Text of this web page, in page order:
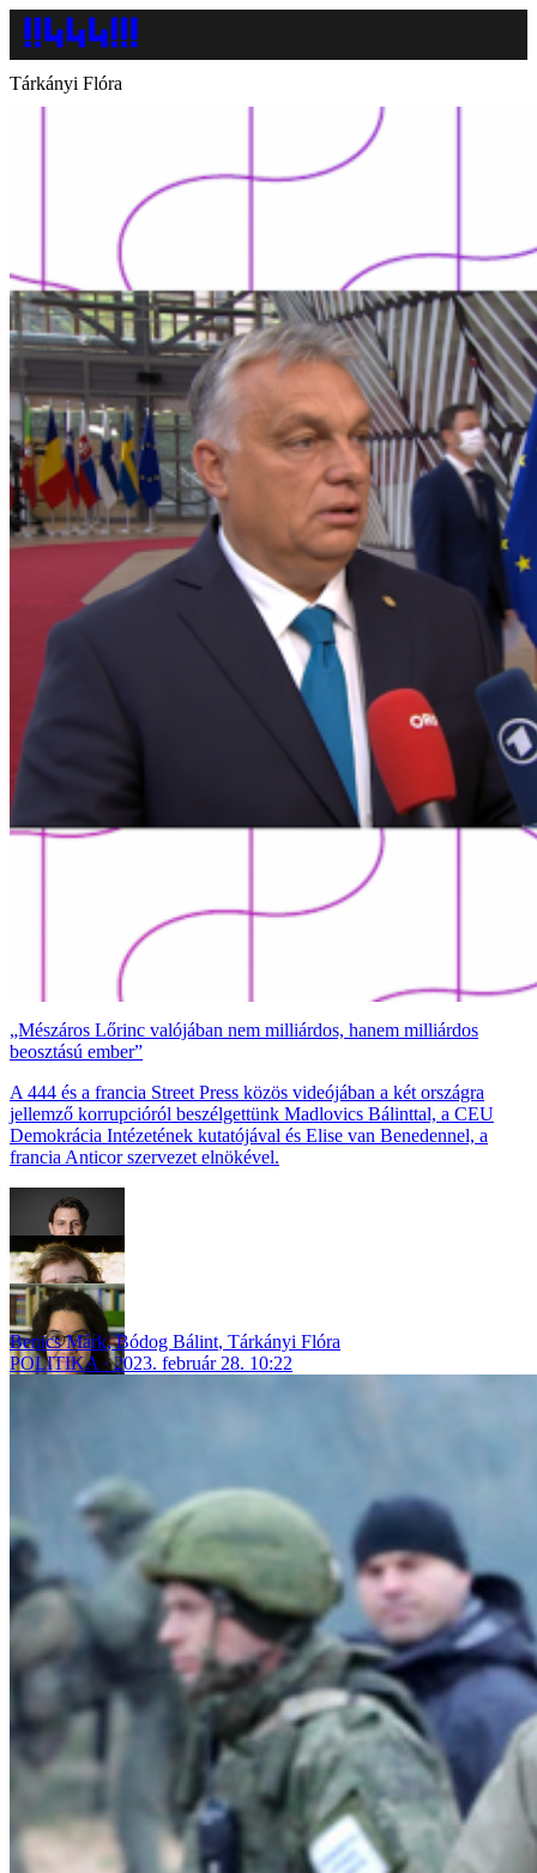
Tárkányi Flóra
„Mészáros Lőrinc valójában nem milliárdos, hanem milliárdos
beosztású ember”
A 444 és a francia Street Press közös videójában a két országra
jellemző korrupcióról beszélgettünk Madlovics Bálinttal, a CEU
Demokrácia Intézetének kutatójával és Elise van Benedennel, a
francia Anticor szervezet elnökével.
Benics Márk,Bódog Bálint, Tárkányi Flóra
POLITIKA
2023. február 28. 10:22